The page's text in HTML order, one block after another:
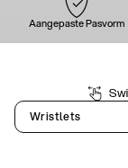
Aangepaste Pasvorm
Wristlets